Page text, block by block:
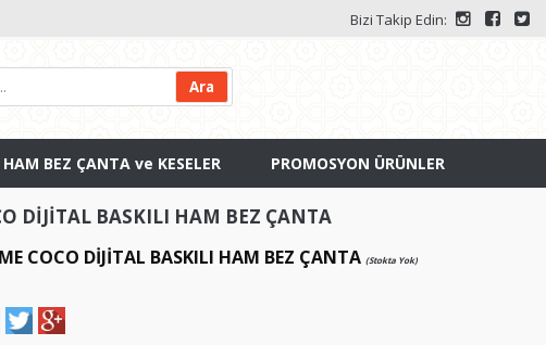
Bizi Takip Edin:
HAM BEZ ÇANTA ve KESELER PROMOSYON ÜRÜNLER
DİJİTAL BASKILI HAM BEZ ÇANTA
COCO DİJİTAL BASKILI HAM BEZ ÇANTA (Stokta Yok)